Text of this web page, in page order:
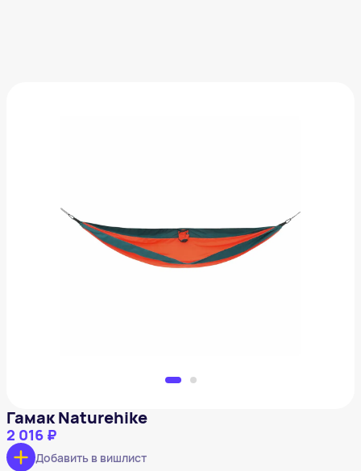
Гамак Naturehike
2 016 ₽
Гамак Naturehike
2 016 ₽
Добавить в вишлист